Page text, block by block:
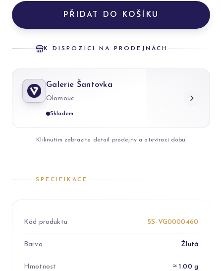
PŘIDAT DO KOŠÍKU
K DISPOZICI NA PRODEJNÁCH
Galerie Šantovka
Olomouc
Skladem
Kliknutím zobrazíte detail prodejny a otevírací dobu
SPECIFIKACE
Kód produktu 5S-VG0000460
Barva Žlutá
Hmotnost ≈ 1.00 g